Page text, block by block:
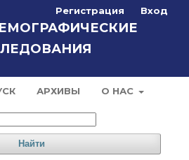
АРХИВЫ О НАС
Найти
Регистрация Вход